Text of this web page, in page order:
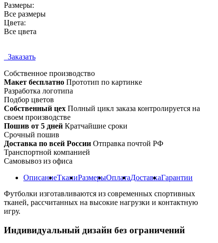
Размеры:
Все размеры
Цвета:
Все цвета
Заказать
Собственное производство
Макет бесплатно Прототип по картинке
Разработка логотипа
Подбор цветов
Собственный цех Полный цикл заказа контролируется на
своем производстве
Пошив от 5 дней Кратчайшие сроки
Срочный пошив
Доставка по всей России Отправка почтой РФ
Транспортной компанией
Самовывоз из офиса
ОписаниеТканиРазмерыОплатаДоставкаГарантии
Футболки изготавливаются из современных спортивных
тканей, рассчитанных на высокие нагрузки и контактную
игру.
Индивидуальный дизайн без ограничений